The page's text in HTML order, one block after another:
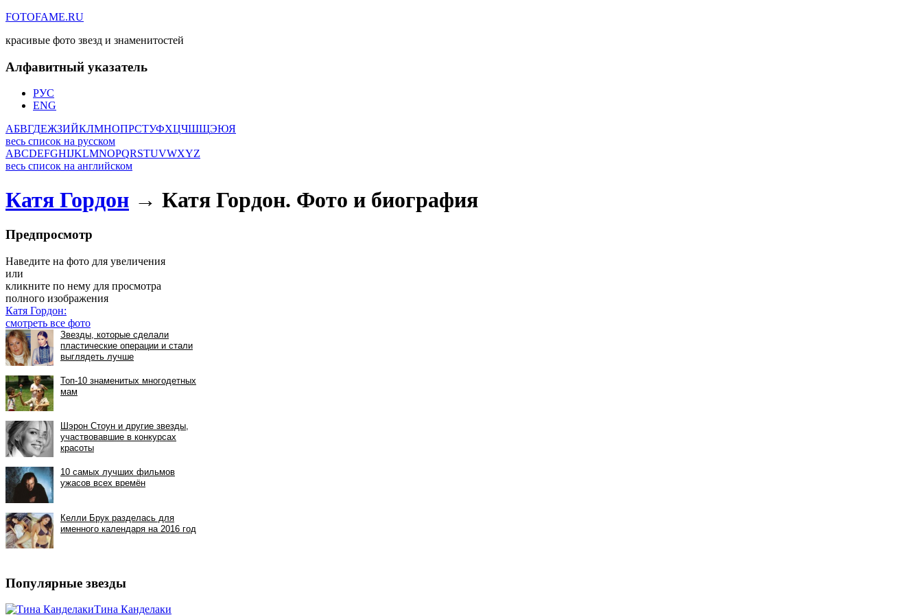
FOTOFAME.RU
красивые фото звезд и знаменитостей
Алфавитный указатель
РУС
ENG
АБВГДЕЖЗИЙКЛМНОПРСТУФХЦЧШЩЭЮЯ
весь список на русском
ABCDEFGHIJKLMNOPQRSTUVWXYZ
весь список на английском
Катя Гордон → Катя Гордон. Фото и биография
Предпросмотр
Наведите на фото для увеличения
или
кликните по нему для просмотра
полного изображения
Катя Гордон:
смотреть все фото
Популярные звезды
Тина Канделаки